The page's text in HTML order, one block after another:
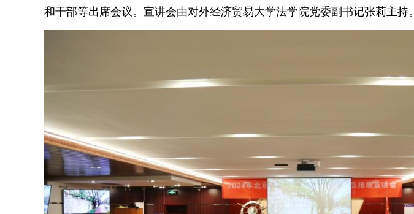
和干部等出席会议。宣讲会由对外经济贸易大学法学院党委副书记张莉主持。